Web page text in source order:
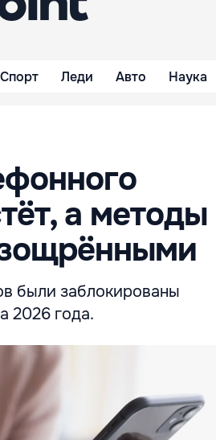
Спорт Леди Авто Наука
а методы
были заблокированы
2026 года.